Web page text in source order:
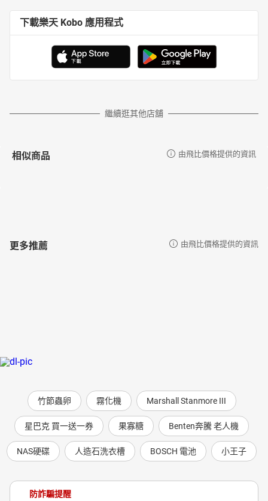
下載樂天 Kobo 應用程式
繼續逛其他店舖
相似商品 由飛比價格提供的資訊
更多推薦 由飛比價格提供的資訊
竹節蟲卵 霧化機 Marshall Stanmore III
星巴克 買一送一券 果寡糖 Benten奔騰 老人機
NAS硬碟 人造石洗衣槽 BOSCH 電池 小王子
防詐騙提醒